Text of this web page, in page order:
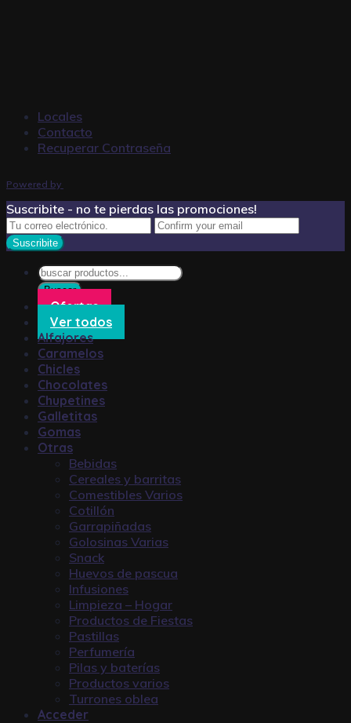
Locales
Contacto
Recuperar Contraseña
Powered by
Suscribite - no te pierdas las promociones!
Búsqueda
de
productos
Buscar
Ofertas
Ver todos
Alfajores
Caramelos
Chicles
Chocolates
Chupetines
Galletitas
Gomas
Otras
Bebidas
Cereales y barritas
Comestibles Varios
Cotillón
Garrapiñadas
Golosinas Varias
Snack
Huevos de pascua
Infusiones
Limpieza – Hogar
Productos de Fiestas
Pastillas
Perfumería
Pilas y baterías
Productos varios
Turrones oblea
Acceder